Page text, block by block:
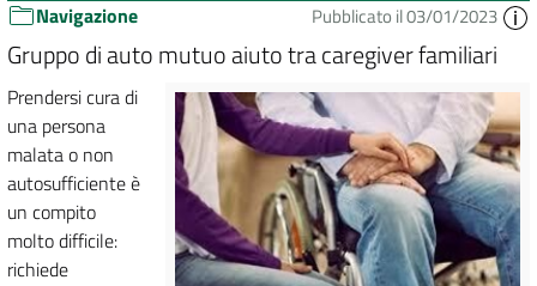
Navigazione Pubblicato il 03/01/2023
Gruppo di auto mutuo aiuto tra caregiver familiari
Prendersi cura di
una persona
malata o non
autosufficiente è
un compito
molto difficile:
richiede